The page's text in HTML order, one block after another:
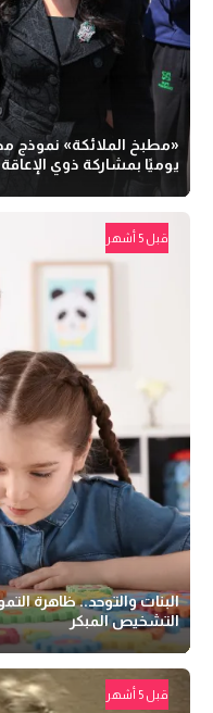
يوميًا بمشاركة ذوي الإعاقة
قبل 5 أشهر
البنات والتوحد.. ظاهرة
التشخيص المبكر
قبل 5 أشهر